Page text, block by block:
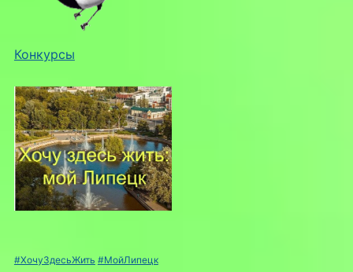
Конкурсы
#ХочуЗдесьЖить #МойЛипецк